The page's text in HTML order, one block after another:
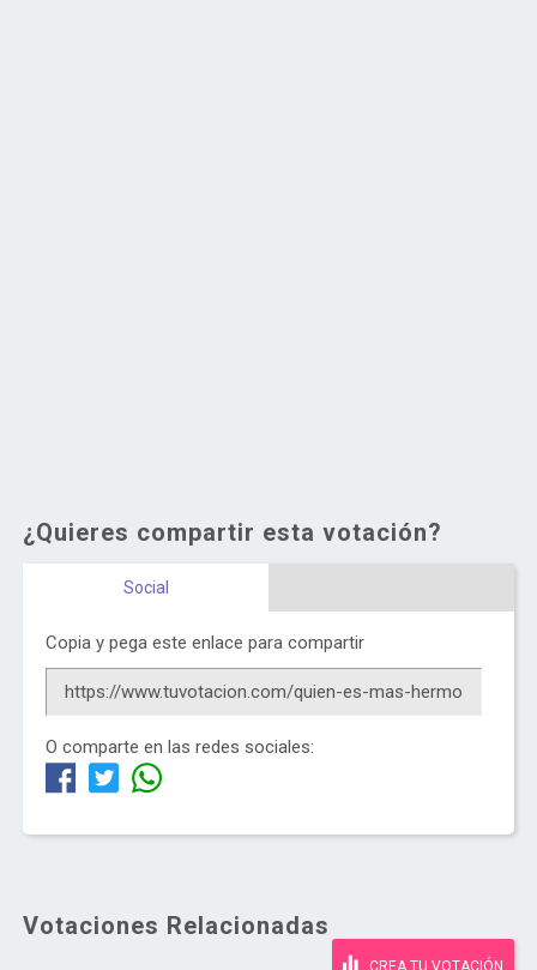
¿Quieres compartir esta votación?
Social
Copia y pega este enlace para compartir
O comparte en las redes sociales:
Votaciones Relacionadas
CREA TU VOTACIÓN